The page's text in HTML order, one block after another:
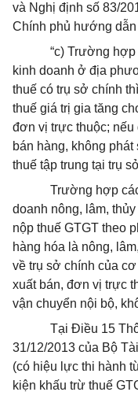
và Nghị định số 83/
Chính phủ hướng dẫn
“c) Trường
kinh doanh ở địa
thuế có trụ sở chính
thuế giá trị gia tăng
đơn vị trực thuộc;
bán hàng, không
thuế tập trung tại trụ
Trường hợp
doanh nông, lâm,
nộp thuế GTGT theo
hàng hóa là nông,
về trụ sở chính của
xuất bán, đơn vị trực
vận chuyển nội bộ,
Tại Điều 15
31/12/2013 của Bộ
(có hiệu lực thi hành
kiện khấu trừ thuế